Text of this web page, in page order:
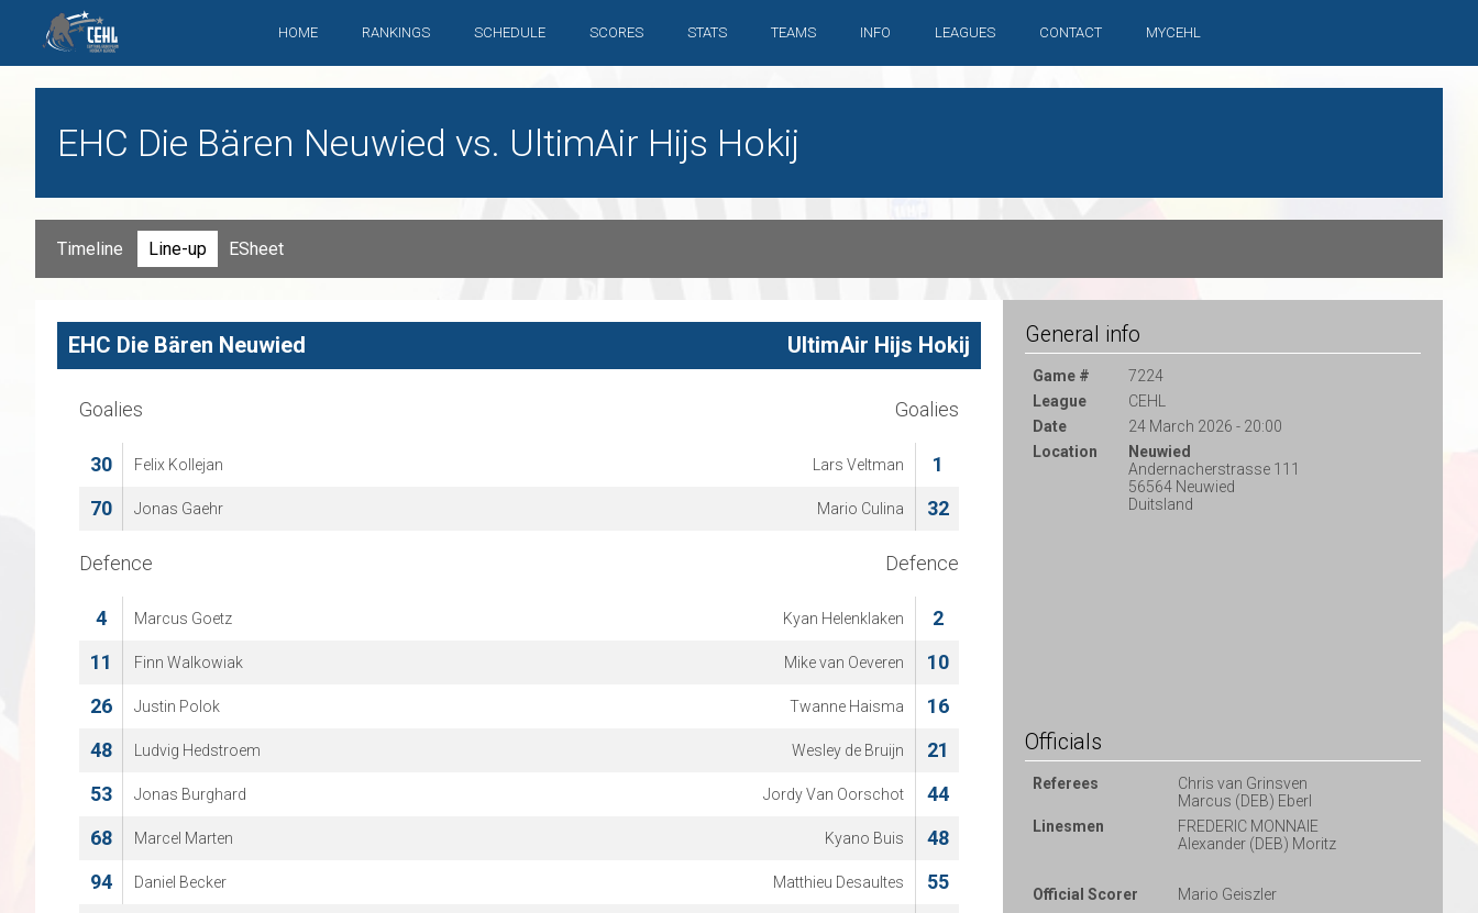
HOME RANKINGS SCHEDULE SCORES STATS TEAMS INFO LEAGUES CONTACT MYCEHL
EHC Die Bären Neuwied vs. UltimAir Hijs Hokij
Timeline Line-up ESheet
EHC Die Bären Neuwied UltimAir Hijs Hokij
Goalies
30 Felix Kollejan
70 Jonas Gaehr
Defence
4 Marcus Goetz
11 Finn Walkowiak
26 Justin Polok
48 Ludvig Hedstroem
53 Jonas Burghard
68 Marcel Marten
94 Daniel Becker
Goalies
1
Lars Veltman
32
Mario Culina
Defence
2
Kyan Helenklaken
10
Mike van Oeveren
16
Twanne Haisma
21
Wesley de Bruijn
44
Jordy Van Oorschot
48
Kyano Buis
55
Matthieu Desaultes
General info
Game #
7224
League
CEHL
Date
24 March 2026 - 20:00
Location
Neuwied
Andernacherstrasse 111
56564 Neuwied
Duitsland
Officials
Referees
Chris van Grinsven
Marcus (DEB) Eberl
Linesmen
FREDERIC MONNAIE
Alexander (DEB) Moritz
Official Scorer Mario Geiszler